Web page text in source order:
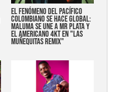
EL FENÓMENO DEL PACÍFICO
COLOMBIANO SE HACE GLOBAL:
MALUMA SE UNE A MR PLATA Y
EL AMERICANO 4KT EN "LAS
MUÑEQUITAS REMIX"